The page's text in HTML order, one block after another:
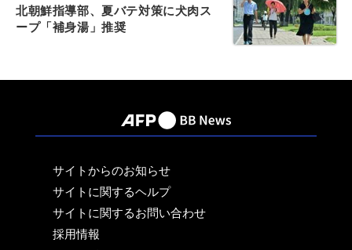
北朝鮮指導部、夏バテ対策に犬肉ス
ープ「補身湯」推奨
サイトからのお知らせ
サイトに関するヘルプ
サイトに関するお問い合わせ
採用情報